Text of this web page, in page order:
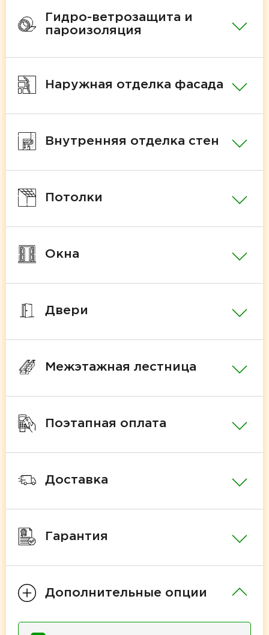
Гидро-ветрозащита и
пароизоляция
Наружная отделка фасада
Внутренняя отделка стен
Потолки
Окна
Двери
Межэтажная лестница
Поэтапная оплата
Доставка
Гарантия
Дополнительные опции